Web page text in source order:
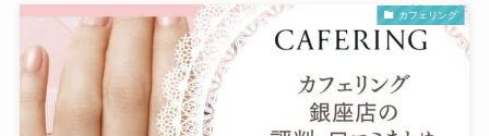
カフェリング